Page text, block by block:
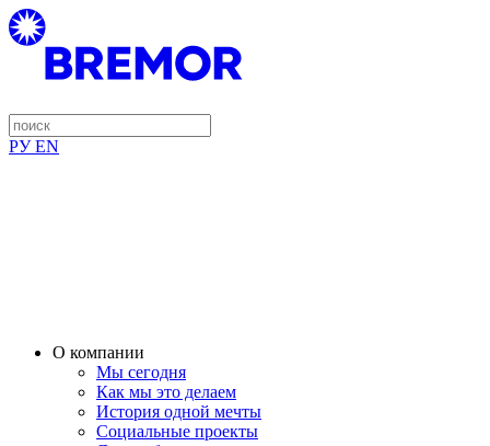
РУ EN
О компании
Мы сегодня
Как мы это делаем
История одной мечты
Социальные проекты